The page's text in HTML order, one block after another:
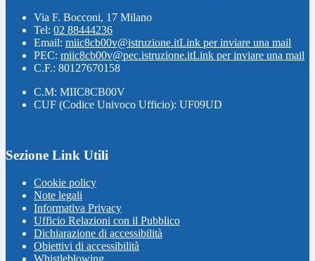
Via F. Bocconi, 17 Milano
Tel: 02 88444236
Email: miic8cb00v@istruzione.itLink per inviare una mail
PEC: miic8cb00v@pec.istruzione.itLink per inviare una mail
C.F.: 80127670158
C.M: MIIC8CB00V
CUF (Codice Univoco Ufficio): UF09UD
Sezione Link Utili
Cookie policy
Note legali
Informativa Privacy
Ufficio Relazioni con il Pubblico
Dichiarazione di accessibilità
Obiettivi di accessibilità
Whistleblowing